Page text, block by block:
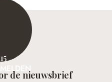
de nieuwsbrief